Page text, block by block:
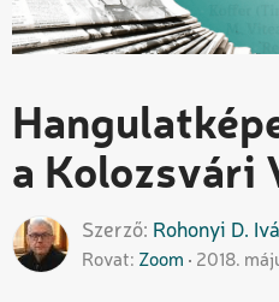
a Kolozsvári
Szerző Rohonyi D.
Rovat Zoom 2018.